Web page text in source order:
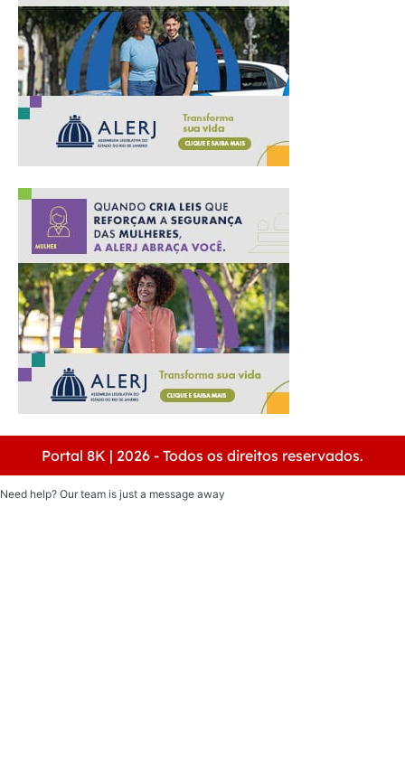
Portal 8K | 2026 - Todos os direitos reservados.
Need help? Our team is just a message away